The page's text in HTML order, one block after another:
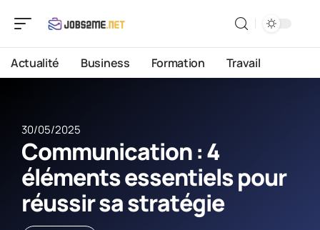
Actualité Business Formation Travail
30/05/2025
Communication : 4
éléments essentiels pour
réussir sa stratégie